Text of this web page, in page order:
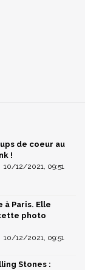
de coeur au
!
10/12/2021, 09:51
Paris. Elle
photo
10/12/2021, 09:51
Stones :